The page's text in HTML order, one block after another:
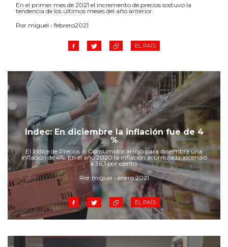
En el primer mes de 2021 el incremento de precios sostuvo la
tendencia de los últimos meses del año anterior.
Por miguel • febrero2021
EL PAÍS
Indec: En diciembre la inflación fue de 4
%
El Índice de Precios al Consumidor arrojó para diciembre una
inflación de 4%. En el año 2020 la inflación acumulada ascendió
a 36,1 por ciento.
Por miguel • enero 2021
EL PAÍS